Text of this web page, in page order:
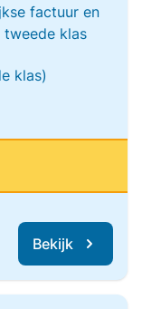
factuur en
tweede klas
klas)
Bekijk